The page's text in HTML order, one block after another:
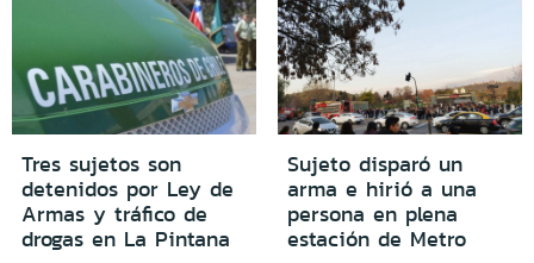
Tres sujetos son
detenidos por Ley de
Armas y tráfico de
drogas en La Pintana
Sujeto disparó un
arma e hirió a una
persona en plena
estación de Metro